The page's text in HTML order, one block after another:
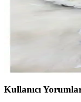
İki popüler gelin tefi
ZEYMERADE
ZEYMERADE Gelin
seçenekleriyle dikkat
Kullanıcı